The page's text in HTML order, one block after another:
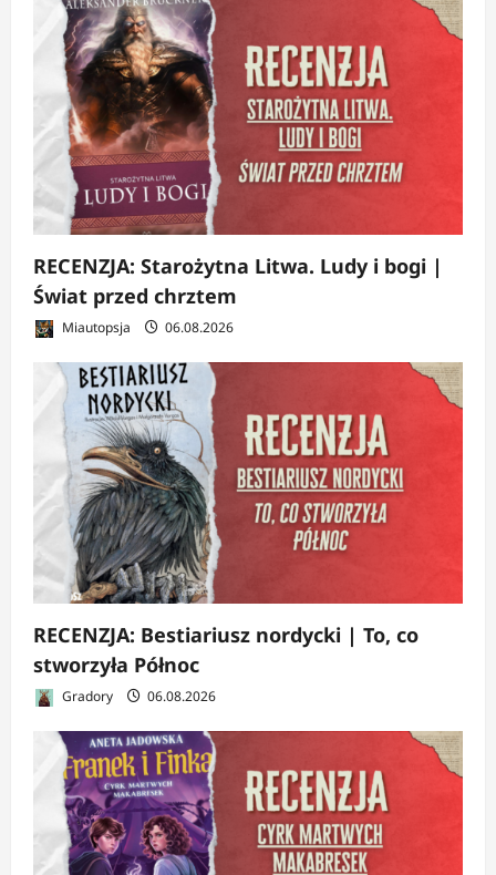
RECENZJA: Starożytna Litwa. Ludy i bogi |
Świat przed chrztem
Miautopsja 06.08.2026
RECENZJA: Bestiariusz nordycki | To, co
stworzyła Północ
Gradory 06.08.2026